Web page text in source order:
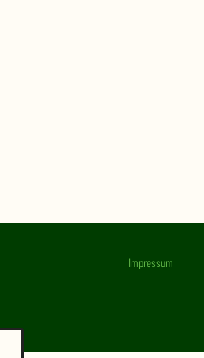
Impressum